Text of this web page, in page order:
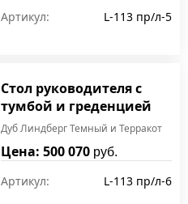
Артикул: L-113 пр/л-5
Стол руководителя с
тумбой и греденцией
Дуб Линдберг Темный и Терракот
Цена: 500 070 руб.
Артикул: L-113 пр/л-6